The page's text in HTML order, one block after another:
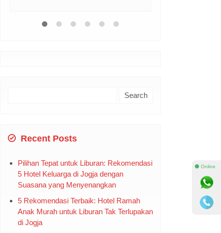
Recent Posts
Pilihan Tepat untuk Liburan: Rekomendasi
5 Hotel Keluarga di Jogja dengan
Suasana yang Menyenangkan
5 Rekomendasi Terbaik: Hotel Ramah
Anak Murah untuk Liburan Tak Terlupakan
di Jogja
⚫ Online